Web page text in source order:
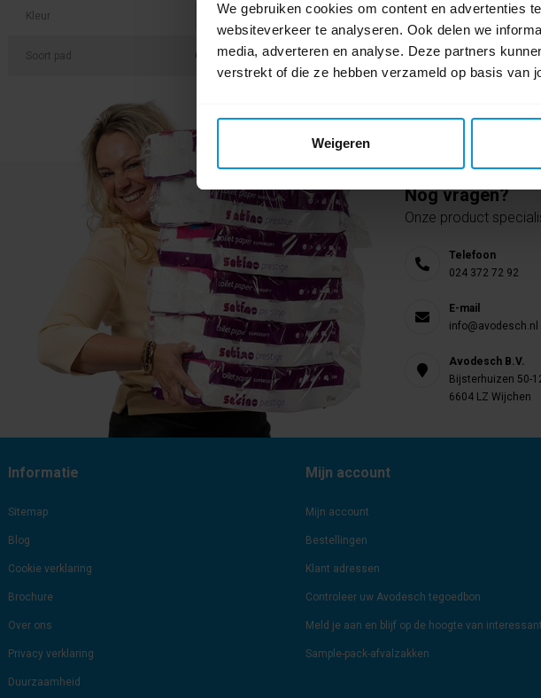
We gebruiken cookies om content en advertenties
websiteverkeer te analyseren. Ook delen we
media, adverteren en analyse. Deze partners
verstrekt of die ze hebben verzameld op basis van
Weigeren
Kleur
Soort pad Overige pads
Nog vragen?
Onze product
Telefoon
024 372 72 92
E-mail
info@avodesch.nl
Avodesch B.V.
Bijsterhuizen 50-
6604 LZ Wijchen
Informatie
Sitemap
Blog
Cookie verklaring
Brochure
Over ons
Privacy verklaring
Duurzaamheid
Mijn account
Mijn account
Bestellingen
Klant adressen
Controleer uw Avodesch tegoedbon
Meld je aan en blijf op de hoogte van
Sample-pack-afvalzakken